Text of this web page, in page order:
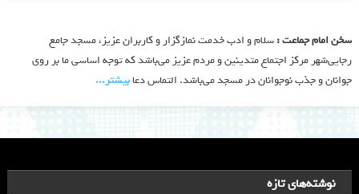
سخن امام جماعت :سلام و ادب خدمت نمازگزار و کاربران عزیز، مسجد جامع
رجایی‌شهر مرکز اجتماع متدینین و مردم عزیز می‌باشد که توجه اساسی ما بر روی
جوانان و جذب نوجوانان در مسجد می‌باشد. التماس دعابیشتر‫...‬
نوشته‌های تازه